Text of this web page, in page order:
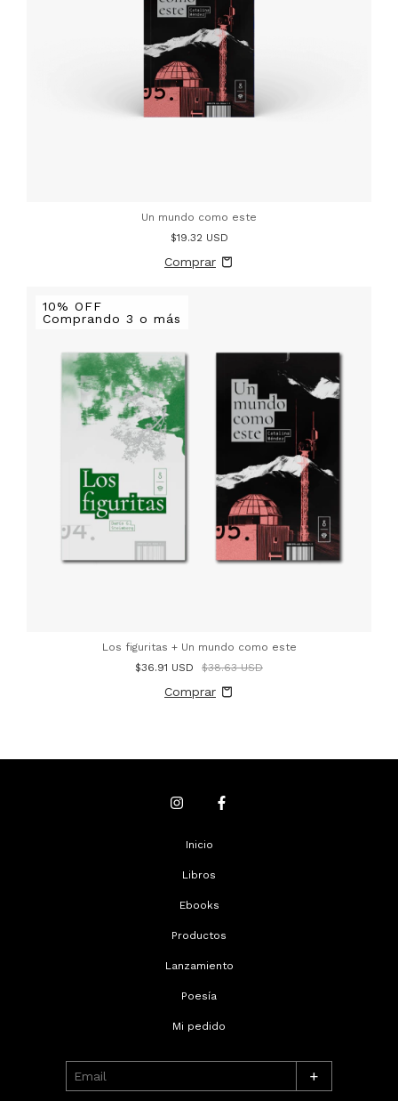
Un mundo como este
$19.32 USD
10% OFF
Comprando 3 o más
Los figuritas + Un mundo como este
$36.91 USD
$38.63 USD
Inicio
Libros
Ebooks
Productos
Lanzamiento
Poesía
Mi pedido
+